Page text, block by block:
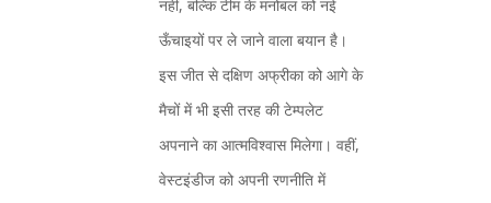
नहीं, बल्कि टीम के मनोबल को नई
ऊँचाइयों पर ले जाने वाला बयान है।
इस जीत से दक्षिण अफ्रीका को आगे के
मैचों में भी इसी तरह की टेम्पलेट
अपनाने का आत्मविश्वास मिलेगा। वहीं,
वेस्टइंडीज को अपनी रणनीति में